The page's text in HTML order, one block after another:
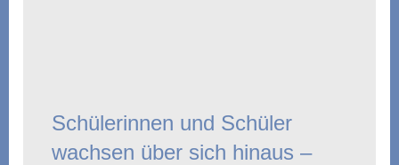
Schülerinnen und Schüler
wachsen über sich hinaus –